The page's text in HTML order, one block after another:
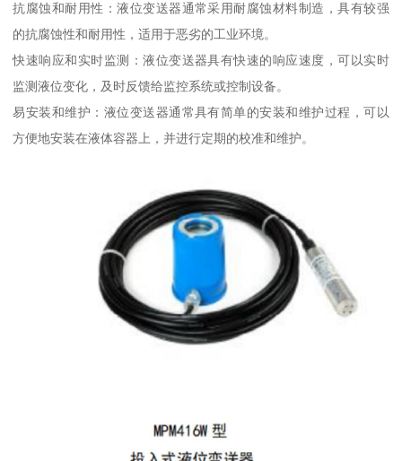
抗腐蚀和耐用性：液位变送器通常采用耐腐蚀材料制造，具有较强
的抗腐蚀性和耐用性，适用于恶劣的工业环境。
快速响应和实时监测：液位变送器具有快速的响应速度，可以实时
监测液位变化，及时反馈给监控系统或控制设备。
易安装和维护：液位变送器通常具有简单的安装和维护过程，可以
方便地安装在液体容器上，并进行定期的校准和维护。